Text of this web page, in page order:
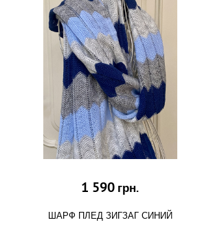
1 590 грн.
ШАРФ ПЛЕД ЗИГЗАГ СИНИЙ